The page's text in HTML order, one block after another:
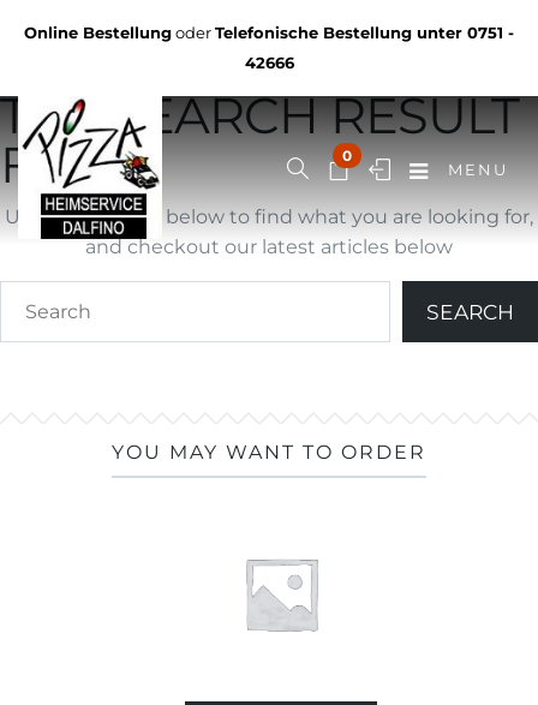
Online BestellungoderTelefonische Bestellung unter 0751 -
42666
0
MENU
YOU ARE BROWSING
THE SEARCH RESULT
FOR ""
Use search form below to find what you are looking for,
and checkout our latest articles below
YOU MAY WANT TO ORDER